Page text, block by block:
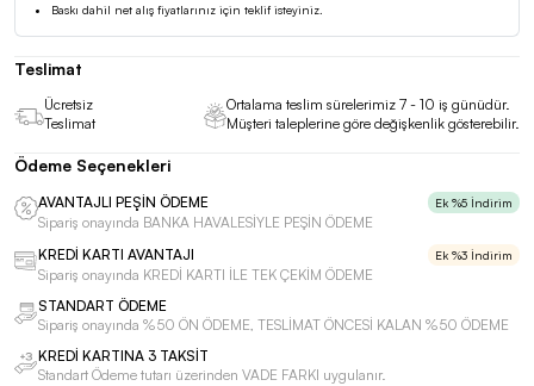
Baskı dahil net alış fiyatlarınız için teklif isteyiniz.
Teslimat
Ücretsiz
Teslimat
Ortalama teslim sürelerimiz 7 - 10 iş günüdür.
Müşteri taleplerine göre değişkenlik gösterebilir.
Ödeme Seçenekleri
AVANTAJLI PEŞİN ÖDEME Ek %5 İndirim
Sipariş onayında BANKA HAVALESİYLE PEŞİN ÖDEME
KREDİ KARTI AVANTAJI
Ek %3 İndirim
Sipariş onayında KREDİ KARTI İLE TEK ÇEKİM ÖDEME
STANDART ÖDEME
Sipariş onayında %50 ÖN ÖDEME, TESLİMAT ÖNCESİ KALAN %50 ÖDEME
KREDİ KARTINA 3 TAKSİT
Standart Ödeme tutarı üzerinden VADE FARKI uygulanır.